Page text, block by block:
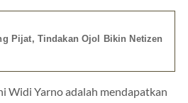
Pijat, Tindakan Ojol Bikin Netizen
Widi Yarno adalah mendapatkan